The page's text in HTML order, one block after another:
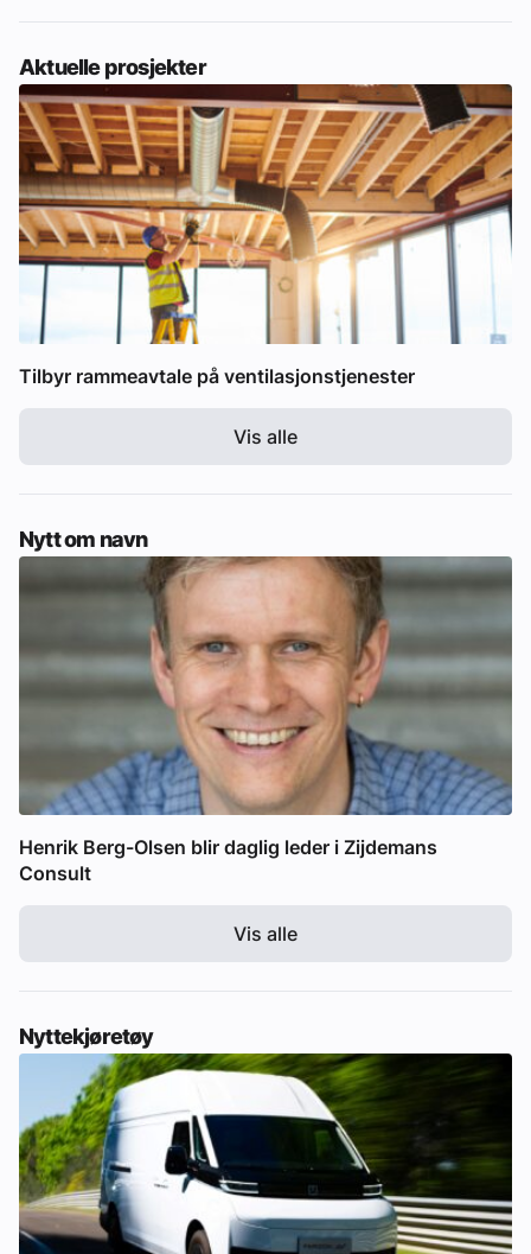
Aktuelle prosjekter
Tilbyr rammeavtale på ventilasjonstjenester
Vis alle
Nytt om navn
Henrik Berg-Olsen blir daglig leder i Zijdemans
Consult
Vis alle
Nyttekjøretøy